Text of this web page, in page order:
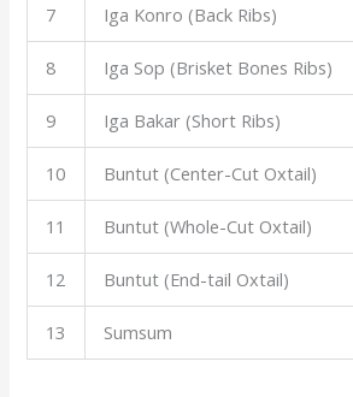
7 Iga Konro (Back Ribs)
8 Iga Sop (Brisket Bones Ribs)
9 Iga Bakar (Short Ribs)
10 Buntut (Center-Cut Oxtail)
11 Buntut (Whole-Cut Oxtail)
12 Buntut (End-tail Oxtail)
13 Sumsum